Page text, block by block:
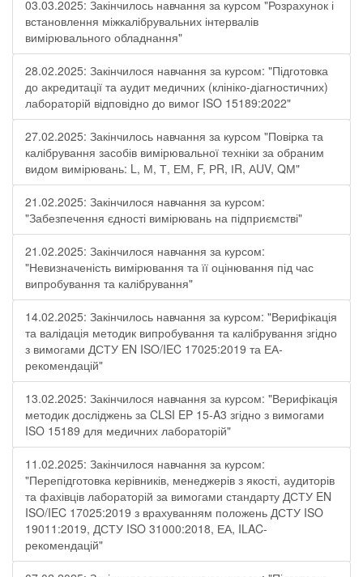
03.03.2025: Закінчилось навчання за курсом "Розрахунок і
встановлення міжкалібрувальних інтервалів
вимірювального обладнання"
28.02.2025: Закінчилося навчання за курсом: "Підготовка
до акредитації та аудит медичних (клініко-діагностичних)
лабораторій відповідно до вимог ISO 15189:2022"
27.02.2025: Закінчилось навчання за курсом "Повірка та
калібрування засобів вимірювальної техніки за обраним
видом вимірювань: L, М, Т, ЕМ, F, РR, ІR, АUV, QМ"
21.02.2025: Закінчилося навчання за курсом:
"Забезпечення єдності вимірювань на підприємстві"
21.02.2025: Закінчилося навчання за курсом:
"Невизначеність вимірювання та її оцінювання під час
випробування та калібрування"
14.02.2025: Закінчилось навчання за курсом: "Верифікація
та валідація методик випробування та калібрування згідно
з вимогами ДСТУ EN ISO/IEC 17025:2019 та ЕА-
рекомендацій"
13.02.2025: Закінчилося навчання за курсом: "Верифікація
методик досліджень за CLSI EP 15-A3 згідно з вимогами
ISO 15189 для медичних лабораторій"
11.02.2025: Закінчилося навчання за курсом:
"Перепідготовка керівників, менеджерів з якості, аудиторів
та фахівців лабораторій за вимогами стандарту ДСТУ EN
ISO/IEC 17025:2019 з врахуванням положень ДСТУ ISO
19011:2019, ДСТУ ISO 31000:2018, ЕА, ILAC-
рекомендацій"